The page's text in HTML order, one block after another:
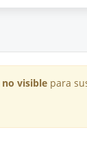
no visible para